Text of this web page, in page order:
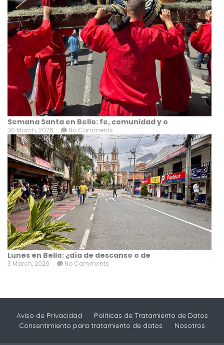
Semana Santa en Bello: fe, comunidad y o
30 March, 2026 No Comments
Lunes en Bello: ¿día de descanso o de
3 March, 2026 No Comments
Aviso de Privacidad
Políticas de Tratamiento de Datos
Consentimiento para tratamiento de datos
Nosotros